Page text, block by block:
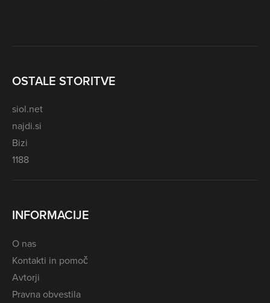
OSTALE STORITVE
siol.net
najdi.si
Bizi
1188
INFORMACIJE
O nas
Kontakti in pomoč
Avtorji
Pravna obvestila